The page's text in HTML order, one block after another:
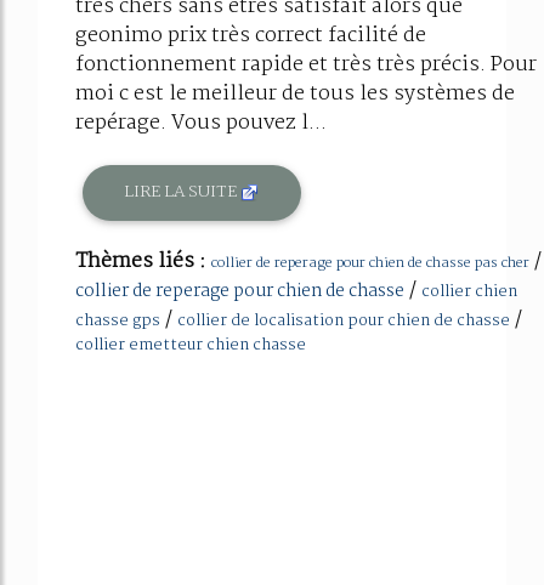
geonimo prix très correct facilité de
fonctionnement rapide et très très précis. Pour
moi c est le meilleur de tous les systèmes de
repérage. Vous pouvez l...
LIRE LA SUITE
Thèmes liés : collier de reperage pour chien de chasse pas cher /
collier de reperage pour chien de chasse / collier chien
chasse gps / collier de localisation pour chien de chasse /
collier emetteur chien chasse